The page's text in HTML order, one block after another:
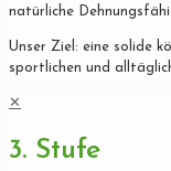
natürliche
Unser Ziel: eine solide
sportlichen und
✕
3. Stufe